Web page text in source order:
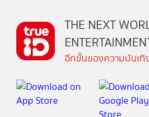
THE NEXT
อีกขั้นของความบันเทิ